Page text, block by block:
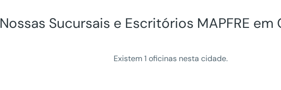
Nossas Sucursais e Escritórios MAPFRE em
Existem 1 oficinas nesta cidade.